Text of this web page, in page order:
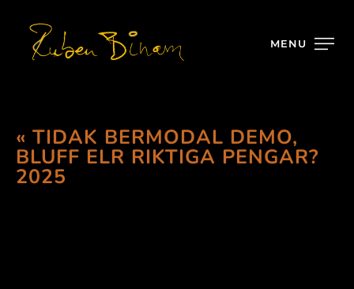
MENU
« TIDAK BERMODAL DEMO,
BLUFF ELR RIKTIGA PENGAR?
2025